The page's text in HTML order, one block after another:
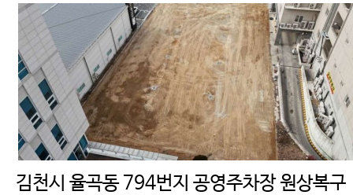
김천시 율곡동 794번지 공영주차장 원상복구